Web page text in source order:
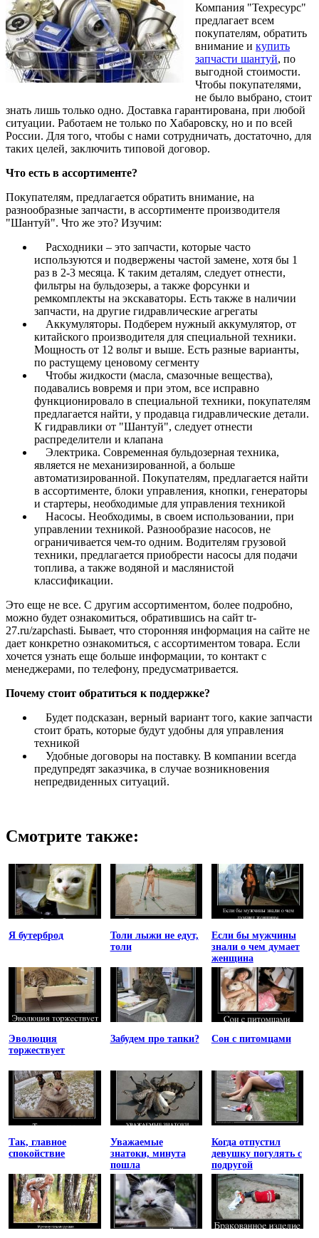
Компания "Техресурс"
предлагает всем
покупателям, обратить
внимание и купить
запчасти шантуй, по
выгодной стоимости.
Чтобы покупателями,
не было выбрано, стоит
знать лишь только одно. Доставка гарантирована, при любой
ситуации. Работаем не только по Хабаровску, но и по всей
России. Для того, чтобы с нами сотрудничать, достаточно, для
таких целей, заключить типовой договор.
Что есть в ассортименте?
Покупателям, предлагается обратить внимание, на
разнообразные запчасти, в ассортименте производителя
"Шантуй". Что же это? Изучим:
Расходники – это запчасти, которые часто
используются и подвержены частой замене, хотя бы 1
раз в 2-3 месяца. К таким деталям, следует отнести,
фильтры на бульдозеры, а также форсунки и
ремкомплекты на экскаваторы. Есть также в наличии
запчасти, на другие гидравлические агрегаты
Аккумуляторы. Подберем нужный аккумулятор, от
китайского производителя для специальной техники.
Мощность от 12 вольт и выше. Есть разные варианты,
по растущему ценовому сегменту
Чтобы жидкости (масла, смазочные вещества),
подавались вовремя и при этом, все исправно
функционировало в специальной техники, покупателям
предлагается найти, у продавца гидравлические детали.
К гидравлики от "Шантуй", следует отнести
распределители и клапана
Электрика. Современная бульдозерная техника,
является не механизированной, а больше
автоматизированной. Покупателям, предлагается найти
в ассортименте, блоки управления, кнопки, генераторы
и стартеры, необходимые для управления техникой
Насосы. Необходимы, в своем использовании, при
управлении техникой. Разнообразие насосов, не
ограничивается чем-то одним. Водителям грузовой
техники, предлагается приобрести насосы для подачи
топлива, а также водяной и маслянистой
классификации.
Это еще не все. С другим ассортиментом, более подробно,
можно будет ознакомиться, обратившись на сайт tr-
27.ru/zapchasti. Бывает, что сторонняя информация на сайте не
дает конкретно ознакомиться, с ассортиментом товара. Если
хочется узнать еще больше информации, то контакт с
менеджерами, по телефону, предусматривается.
Почему стоит обратиться к поддержке?
Будет подсказан, верный вариант того, какие запчасти
стоит брать, которые будут удобны для управления
техникой
Удобные договоры на поставку. В компании всегда
предупредят заказчика, в случае возникновения
непредвиденных ситуаций.
Смотрите также:
Я бутерброд
Толи лыжи не едут,
толи
Если бы мужчины
знали о чем думает
женщина
Эволюция
торжествует
Забудем про тапки? Сон с питомцами
Так, главное
спокойствие
Уважаемые
знатоки, минута
пошла
Когда отпустил
девушку погулять с
подругой